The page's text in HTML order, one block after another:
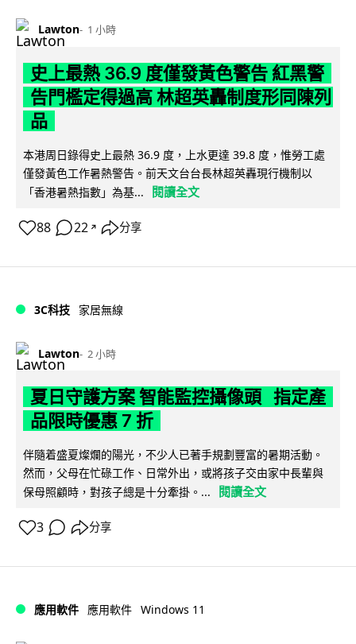
Lawton 1 小時
史上最熱 36.9 度僅發黃色警告 紅黑警
告門檻定得過高 林超英轟制度形同陳列
品
本港周日錄得史上最熱 36.9 度，上水更達 39.8 度，惟勞工處
僅發黃色工作暑熱警告。前天文台台長林超英轟現行機制以
「香港暑熱指數」為基...
閱讀全文
88 22 ↗ 分享
3C科技 家居無線
Lawton 2 小時
夏日守護方案 智能監控攝像頭 指定產
品限時優惠 7 折
伴隨着盛夏燦爛的陽光，不少人已著手規劃豐富的暑期活動。
然而，父母在忙碌工作、日常外出，或將孩子交由家中長輩與
保母照顧時，對孩子總是十分牽掛。...
閱讀全文
3 分享
應用軟件 應用軟件 Windows 11